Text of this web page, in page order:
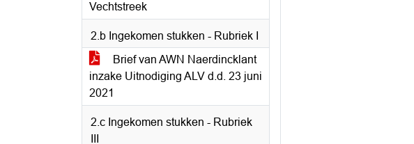
Vechtstreek
2.b Ingekomen stukken - Rubriek I
Brief van AWN Naerdincklant
inzake Uitnodiging ALV d.d. 23 juni
2021
2.c Ingekomen stukken - Rubriek